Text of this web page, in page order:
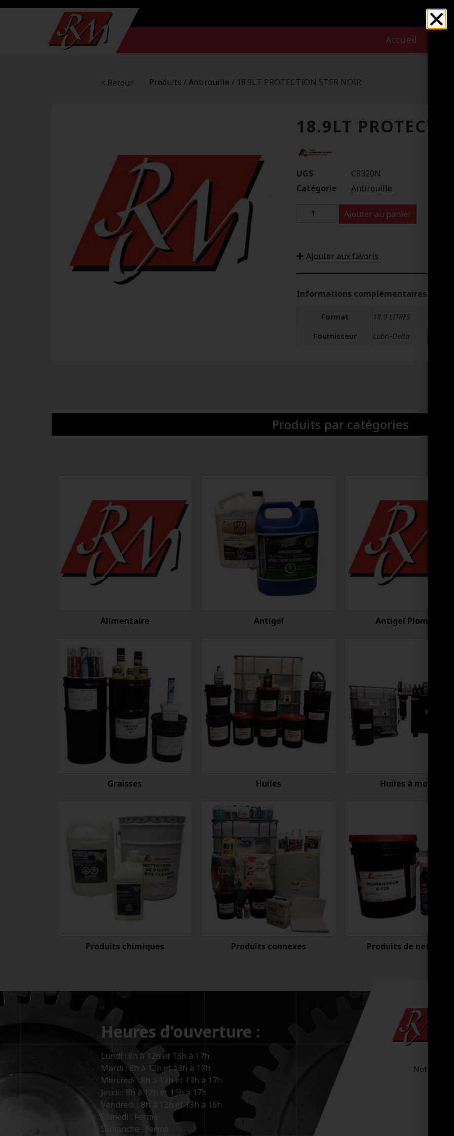
Accueil
< Retour Produits / Antirouille / 18.9LT PROTECTION STER NOIR
18.9LT
UGS
C8320N
Catégorie
Antirouille
Ajouter au panier
Ajouter aux favoris
Informations complémentaires
Format
18.9 LITRES
Fournisseur
Lubri-Delta
Produits par catégories
Alimentaire Antigel Antigel Plomberie
Graisses Huiles Huiles à moteur
Produits chimiques Produits connexes Produits de nettoyage
Heures d'ouverture :
Lundi : 8h à 12h et 13h à 17h
Mardi : 8h à 12h et 13h à 17h
Mercredi : 8h à 12h et 13h à 17h
Jeudi : 8h à 12h et 13h à 17h
Vendredi : 8h à 12h et 13h à 16h
Samedi : Fermé
Dimanche : Fermé
Notre-